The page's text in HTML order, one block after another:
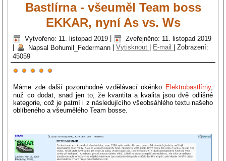
Bastlírna - všeuměl Team boss
EKKAR, nyní As vs. Ws
Vytvořeno: 11. listopad 2019
Zveřejněno: 11. listopad 2019
Napsal Bohumil_Federmann |Vytisknout E-mail |Zobrazení:
45059
uživatelů:
/ 5
Máme zde další pozoruhodné vzdělávací okénko Elektrobastlírny,
nuž co dodat, snad jen to, že kvantita a kvalita jsou dvě odlišné
kategorie, což je patrní i z následujícího všeobsáhlého textu našeho
oblíbeného a všeumělého Team bosse.